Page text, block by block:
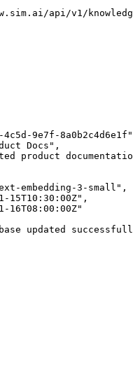
api/v1/
4c5d-9e7f-8a0b2c4d6e1f"
Docs" ,
product
embedding-3-small" ,
15T10:30:00Z" ,
16T08:00:00Z"
base updated